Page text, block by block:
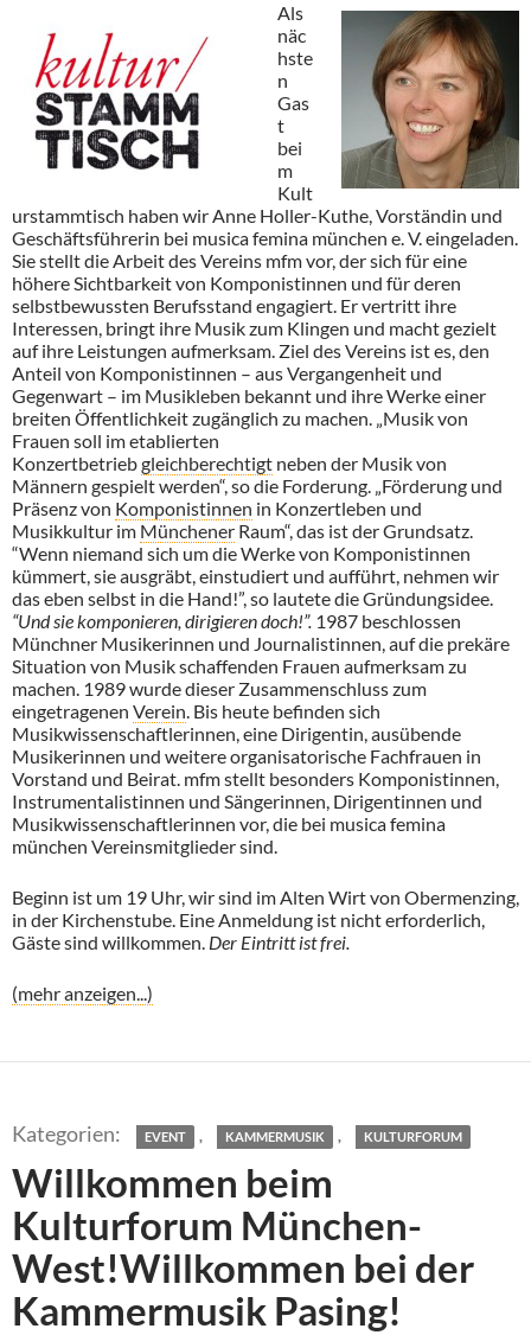
Als
näc
hste
n
Gas
t
bei
m
Kult
urstammtisch haben wir Anne Holler-Kuthe, Vorständin und
Geschäftsführerin bei musica femina münchen e. V. eingeladen.
Sie stellt die Arbeit des Vereins mfm vor, der sich für eine
höhere Sichtbarkeit von Komponistinnen und für deren
selbstbewussten Berufsstand engagiert. Er vertritt ihre
Interessen, bringt ihre Musik zum Klingen und macht gezielt
auf ihre Leistungen aufmerksam. Ziel des Vereins ist es, den
Anteil von Komponistinnen – aus Vergangenheit und
Gegenwart – im Musikleben bekannt und ihre Werke einer
breiten Öffentlichkeit zugänglich zu machen. „Musik von
Frauen soll im etablierten
Konzertbetriebgleichberechtigt neben der Musik von
Männern gespielt werden“, so die Forderung. „Förderung und
Präsenz von Komponistinnen in Konzertleben und
Musikkultur im Münchener Raum“, das ist der Grundsatz.
“Wenn niemand sich um die Werke von Komponistinnen
kümmert, sie ausgräbt, einstudiert und aufführt, nehmen wir
das eben selbst in die Hand!”, so lautete die Gründungsidee.
“Und sie komponieren, dirigieren doch!”. 1987 beschlossen
Münchner Musikerinnen und Journalistinnen, auf die prekäre
Situation von Musik schaffenden Frauen aufmerksam zu
machen. 1989 wurde dieser Zusammenschluss zum
eingetragenen Verein. Bis heute befinden sich
Musikwissenschaftlerinnen, eine Dirigentin, ausübende
Musikerinnen und weitere organisatorische Fachfrauen in
Vorstand und Beirat. mfm stellt besonders Komponistinnen,
Instrumentalistinnen und Sängerinnen, Dirigentinnen und
Musikwissenschaftlerinnen vor, die bei musica femina
münchen Vereinsmitglieder sind.
Beginn ist um 19 Uhr, wir sind im Alten Wirt von Obermenzing,
in der Kirchenstube. Eine Anmeldung ist nicht erforderlich,
Gäste sind willkommen. Der Eintritt ist frei.
(mehr anzeigen...)
EVENT , KAMMERMUSIK , KULTURFORUM
Willkommen beim
Kulturforum München-
West!Willkommen bei der
Kammermusik Pasing!